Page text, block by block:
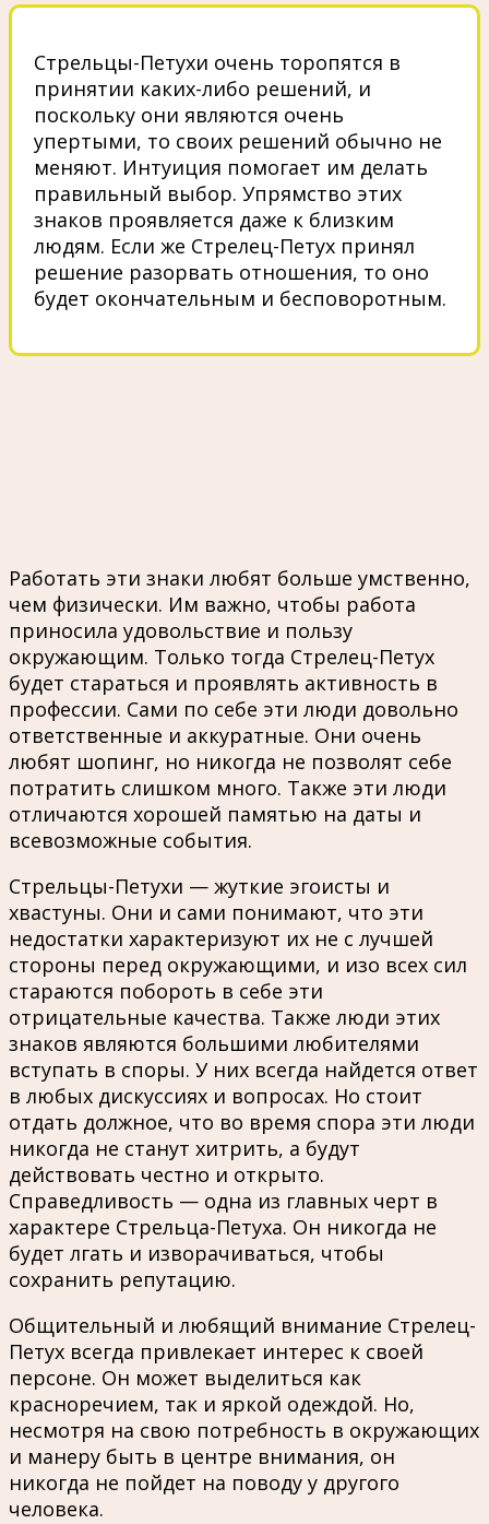
Стрельцы-Петухи очень торопятся в
принятии каких-либо решений, и
поскольку они являются очень
упертыми, то своих решений обычно не
меняют. Интуиция помогает им делать
правильный выбор. Упрямство этих
знаков проявляется даже к близким
людям. Если же Стрелец-Петух принял
решение разорвать отношения, то оно
будет окончательным и бесповоротным.
Работать эти знаки любят больше умственно,
чем физически. Им важно, чтобы работа
приносила удовольствие и пользу
окружающим. Только тогда Стрелец-Петух
будет стараться и проявлять активность в
профессии. Сами по себе эти люди довольно
ответственные и аккуратные. Они очень
любят шопинг, но никогда не позволят себе
потратить слишком много. Также эти люди
отличаются хорошей памятью на даты и
всевозможные события.
Стрельцы-Петухи — жуткие эгоисты и
хвастуны. Они и сами понимают, что эти
недостатки характеризуют их не с лучшей
стороны перед окружающими, и изо всех сил
стараются побороть в себе эти
отрицательные качества. Также люди этих
знаков являются большими любителями
вступать в споры. У них всегда найдется ответ
в любых дискуссиях и вопросах. Но стоит
отдать должное, что во время спора эти люди
никогда не станут хитрить, а будут
действовать честно и открыто.
Справедливость — одна из главных черт в
характере Стрельца-Петуха. Он никогда не
будет лгать и изворачиваться, чтобы
сохранить репутацию.
Общительный и любящий внимание Стрелец-
Петух всегда привлекает интерес к своей
персоне. Он может выделиться как
красноречием, так и яркой одеждой. Но,
несмотря на свою потребность в окружающих
и манеру быть в центре внимания, он
никогда не пойдет на поводу у другого
человека.